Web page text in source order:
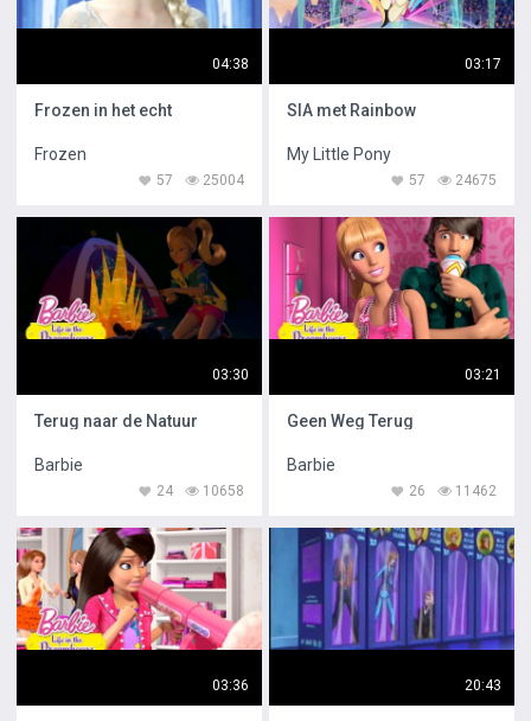
04:38
Frozen in het echt
Frozen
25004
57
03:17
SIA met Rainbow
My Little Pony
24675
57
03:30
Terug naar de Natuur
Barbie
10658
24
03:21
Geen Weg Terug
Barbie
11462
26
03:36 20:43